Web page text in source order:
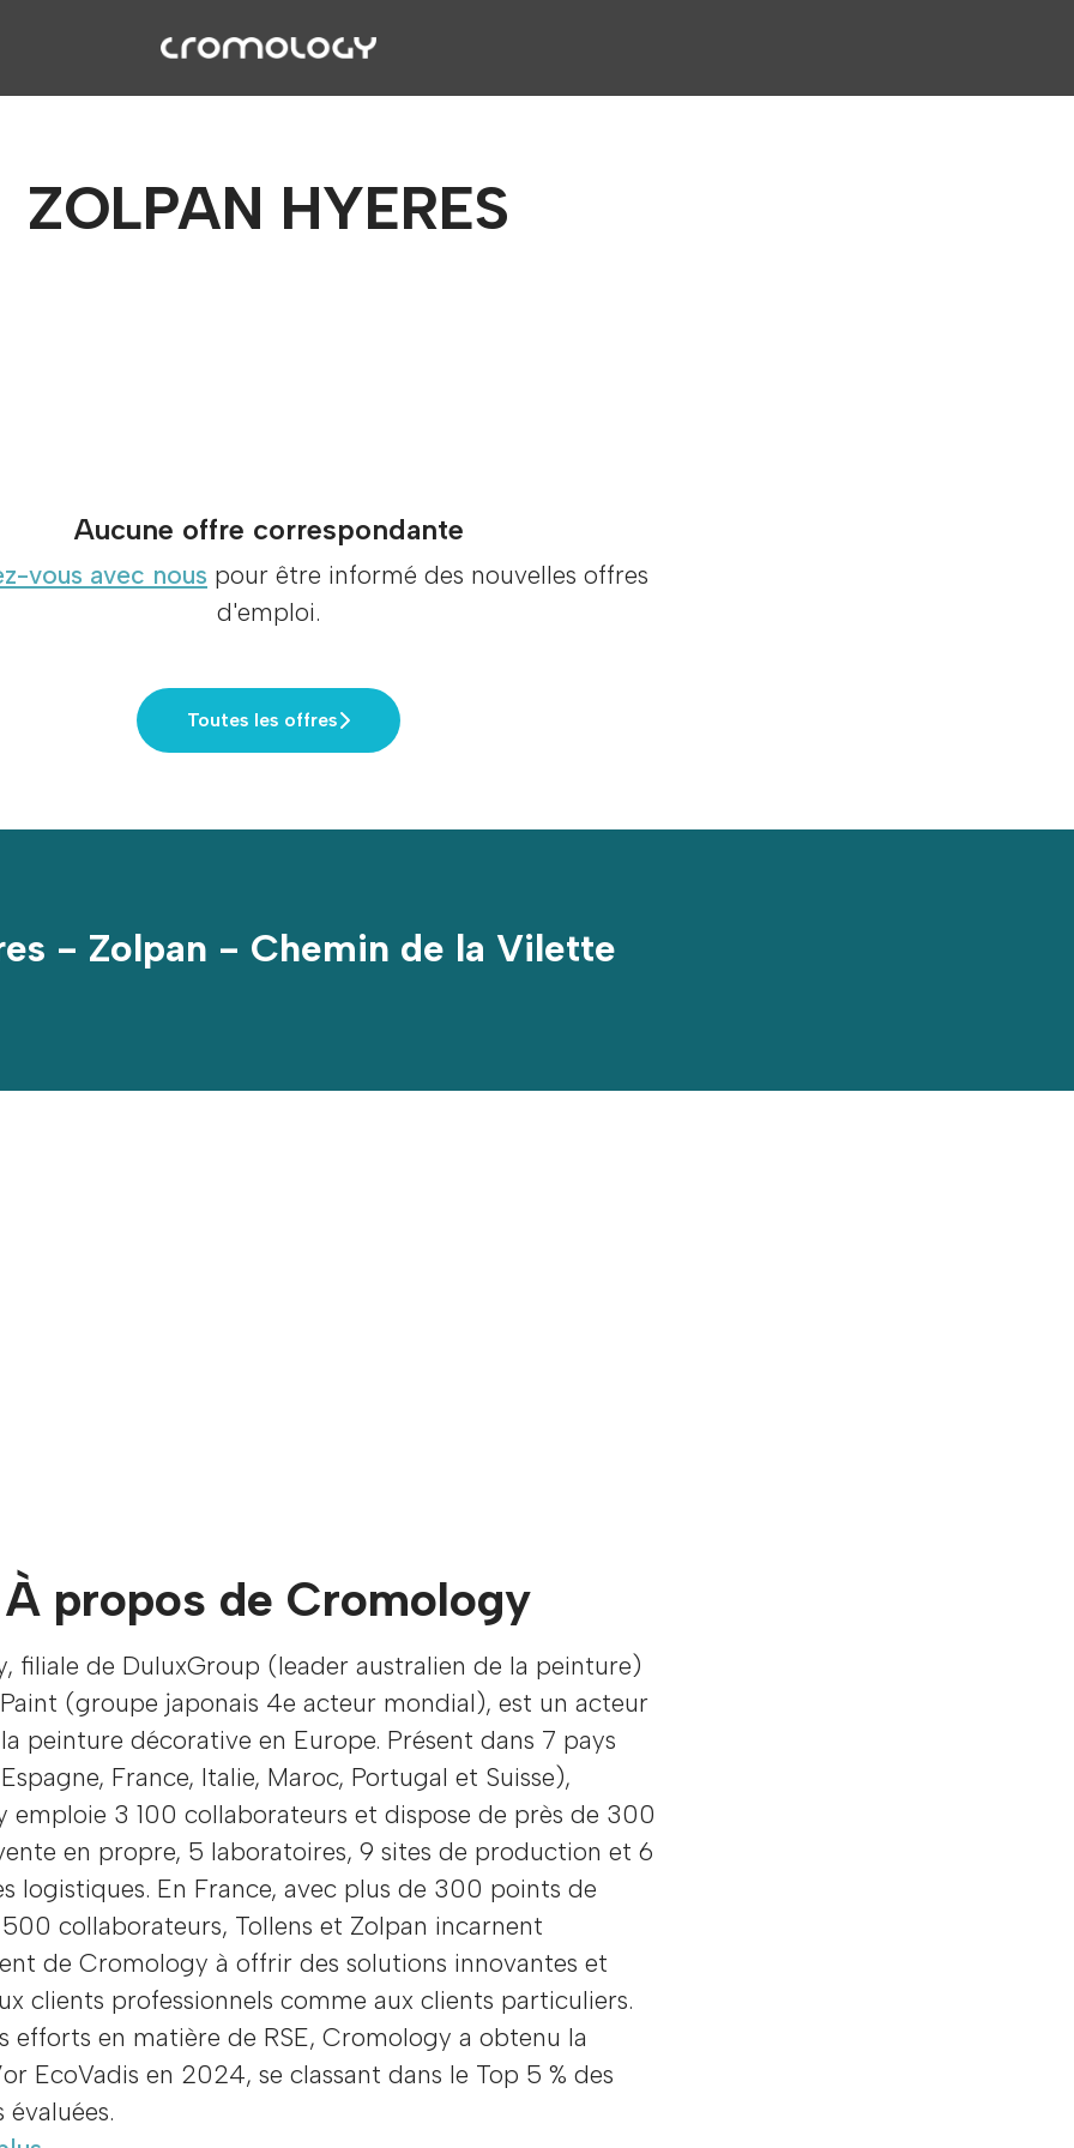
ZOLPAN HYERES
Aucune offre correspondante
vous avec nous pour être informé des nouvelles offres
d'emploi.
Toutes les offres
- Zolpan - Chemin de la Vilette
À propos de Cromology
filiale de DuluxGroup (leader australien de la peinture)
(groupe japonais 4e acteur mondial), est un acteur
peinture décorative en Europe. Présent dans 7 pays
France, Italie, Maroc, Portugal et Suisse),
emploie 3 100 collaborateurs et dispose de près de 300
en propre, 5 laboratoires, 9 sites de production et 6
logistiques. En France, avec plus de 300 points de
collaborateurs, Tollens et Zolpan incarnent
de Cromology à offrir des solutions innovantes et
clients professionnels comme aux clients particuliers.
efforts en matière de RSE, Cromology a obtenu la
EcoVadis en 2024, se classant dans le Top 5 % des